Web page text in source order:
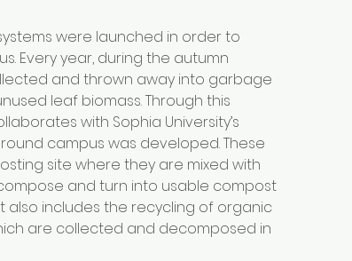
were launched in order to
Every year, during the autumn
and thrown away into garbage
leaf biomass. Through this
with Sophia University’s
campus was developed. These
site where they are mixed with
and turn into usable compost
also includes the recycling of organic
are collected and decomposed in